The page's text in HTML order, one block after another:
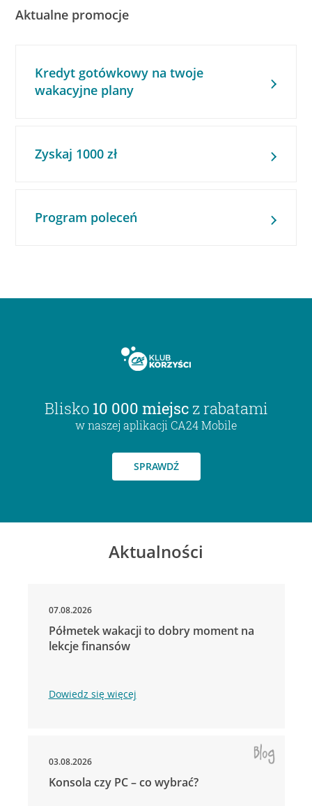
Aktualne promocje
Kredyt gotówkowy na twoje
wakacyjne plany
Zyskaj 1000 zł
Program poleceń
Blisko 10 000 miejsc z rabatami
w naszej aplikacji CA24 Mobile
SPRAWDŹ
Aktualności
07.08.2026
Półmetek wakacji to dobry moment na
lekcje finansów
Dowiedz się więcej
03.08.2026
Konsola czy PC – co wybrać?